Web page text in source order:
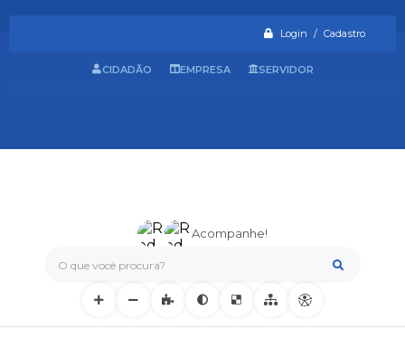
Login / Cadastro
O que você procura?
Acompanhe!
CIDADÃO EMPRESA SERVIDOR